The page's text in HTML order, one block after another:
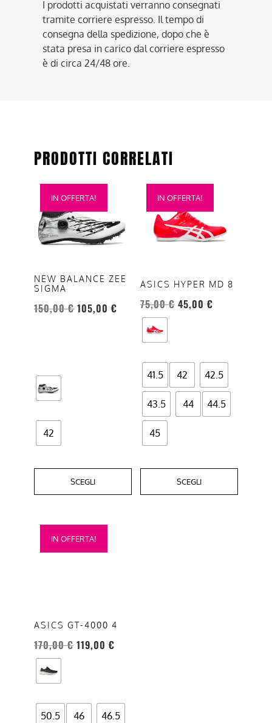
I prodotti acquistati verranno consegnati
tramite corriere espresso. Il tempo di
consegna della spedizione, dopo che è
stata presa in carico dal corriere espresso
è di circa 24/48 ore.
PRODOTTI CORRELATI
IN OFFERTA!
NEW BALANCE ZEE
SIGMA
150,00€ 105,00 €
42
SCEGLI
Questo
prodotto
ha
più
varianti.
opzioni
possono
essere
del
prodotto
IN OFFERTA!
ASICS HYPER MD 8
75,00€ 45,00 €
41.5 42 42.5
43.5 44 44.5
45
SCEGLI
Questo
prodotto
opzioni
essere
scelte
nella
del
prodotto
IN OFFERTA!
ASICS GT-4000 4
170,00€ 119,00 €
50.5 46 46.5
Questo
prodotto
opzioni
essere
scelte
nella
del